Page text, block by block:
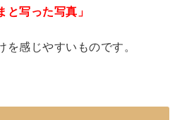
と写った写真」
感じやすいものです。